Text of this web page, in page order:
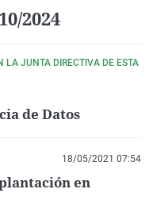
2024
LA JUNTA DIRECTIVA DE ESTA
de Datos
18/05/2021 07:54
en